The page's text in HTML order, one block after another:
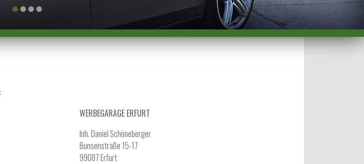
WERBEGARAGE ERFURT
Inh. Daniel Schöneberger
Bunsenstraße 15-17
99087 Erfurt